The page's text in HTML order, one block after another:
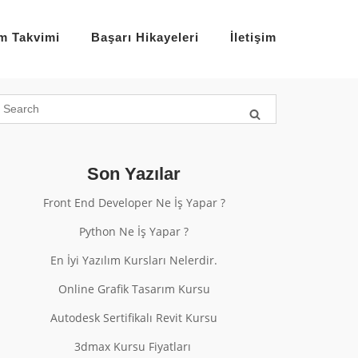
Takvimi Başarı Hikayeleri İletişim
Son Yazılar
Front End Developer Ne İş Yapar ?
Python Ne İş Yapar ?
En İyi Yazılım Kursları Nelerdir.
Online Grafik Tasarım Kursu
Autodesk Sertifikalı Revit Kursu
3dmax Kursu Fiyatları